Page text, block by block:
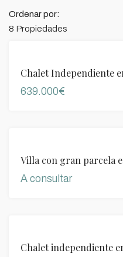
8 Propiedades
Ordenar por:
Chalet Independiente
639.000€
Villa con gran parcela
A consultar
Chalet independiente